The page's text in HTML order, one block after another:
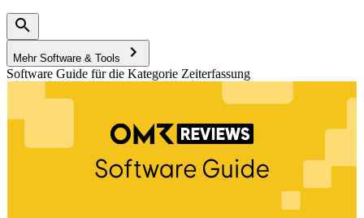
Mehr Software & Tools
Software Guide für die Kategorie Zeiterfassung